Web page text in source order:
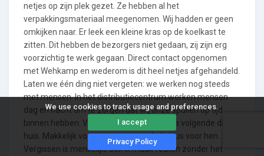
We use cookies to track usage and preferences.
I accept
Privacy Policy
netjes op zijn plek gezet. Ze hebben al het
verpakkingsmateriaal meegenomen. Wij hadden er geen
omkijken naar. Er leek een kleine kras op de koelkast te
zitten. Dit hebben de bezorgers niet gedaan, zij zijn erg
voorzichtig te werk gegaan. Direct contact opgenomen
met Wehkamp en wederom is dit heel netjes afgehandeld.
Laten we één ding niet vergeten: we werken nog steeds
met mensen. In het distributiecentrum werken mensen
dag en nacht om te zorgen dat wij onze spullen op tijd
binnen hebben. Voor 23.59 uur besteld, de volgende dag in
huis. Makkelijk voor ons, maar een hele klus voor hen.
Vergissen is menselijk, ook ik maak fouten zonder het